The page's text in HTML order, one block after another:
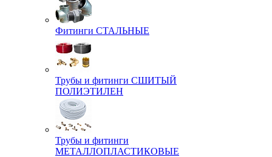
Фитинги СТАЛЬНЫЕ
Трубы и фитинги СШИТЫЙ
ПОЛИЭТИЛЕН
Трубы и фитинги
МЕТАЛЛОПЛАСТИКОВЫЕ